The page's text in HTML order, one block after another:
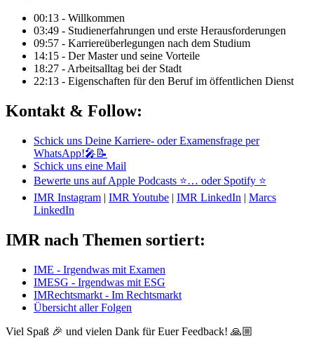
00:13 - Willkommen
03:49 - Studienerfahrungen und erste Herausforderungen
09:57 - Karriereüberlegungen nach dem Studium
14:15 - Der Master und seine Vorteile
18:27 - Arbeitsalltag bei der Stadt
22:13 - Eigenschaften für den Beruf im öffentlichen Dienst
Kontakt & Follow:
Schick uns Deine Karriere- oder Examensfrage per
WhatsApp!🎤📝
Schick uns eine Mail
Bewerte uns auf Apple Podcasts ⭐… oder Spotify ⭐
IMR Instagram | IMR Youtube | IMR LinkedIn | Marcs
LinkedIn
IMR nach Themen sortiert:
IME - Irgendwas mit Examen
IMESG - Irgendwas mit ESG
IMRechtsmarkt - Im Rechtsmarkt
Übersicht aller Folgen
Viel Spaß 🎉 und vielen Dank für Euer Feedback! 🙏🏼